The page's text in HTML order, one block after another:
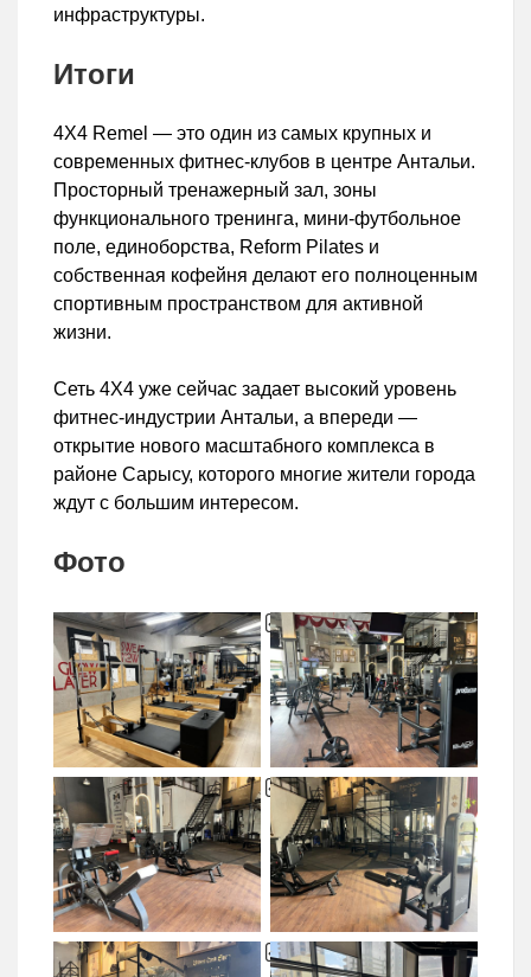
инфраструктуры.
Итоги
4X4 Remel — это один из самых крупных и
современных фитнес-клубов в центре Антальи.
Просторный тренажерный зал, зоны
функционального тренинга, мини-футбольное
поле, единоборства, Reform Pilates и
собственная кофейня делают его полноценным
спортивным пространством для активной
жизни.
Сеть 4X4 уже сейчас задает высокий уровень
фитнес-индустрии Антальи, а впереди —
открытие нового масштабного комплекса в
районе Сарысу, которого многие жители города
ждут с большим интересом.
Фото